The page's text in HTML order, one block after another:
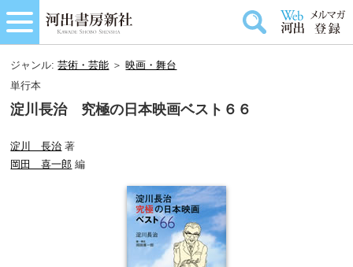
ジャンル:芸術・芸能 ＞映画・舞台
単行本
淀川長治 究極の日本映画ベスト６６
淀川 長治 著
岡田 喜一郎 編